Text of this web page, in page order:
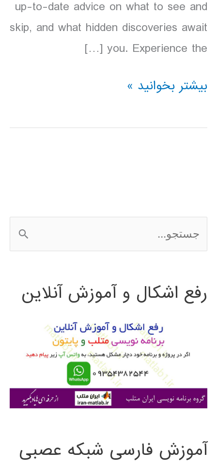
up-to-date advice on what to see and
skip, and what hidden discoveries await
you. Experience the […]
دانلود
آرژانتین
2016
بیشتر بخوانید »
س
ج
ی
رفع اشکال و آموزش آنلاین
آموزش فارسی شبکه عصبی